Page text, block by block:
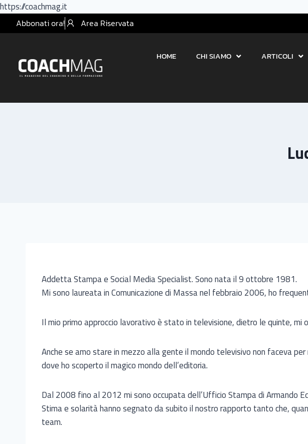
https://coachmag.it
Abbonati ora! Area Riservata
HOME CHI SIAMO ARTICOLI
Addetta Stampa e Social Media Specialist. Sono nata il 9 ottobre 1981.
Mi sono laureata in Comunicazione di Massa nel febbraio 2006, ho
Il mio primo approccio lavorativo è stato in televisione, dietro le quinte, mi
Anche se amo stare in mezzo alla gente il mondo televisivo non faceva
dove ho scoperto il magico mondo dell’editoria.
Dal 2008 fino al 2012 mi sono occupata dell’Ufficio Stampa di Armando
Stima e solarità hanno segnato da subito il nostro rapporto tanto che,
team.